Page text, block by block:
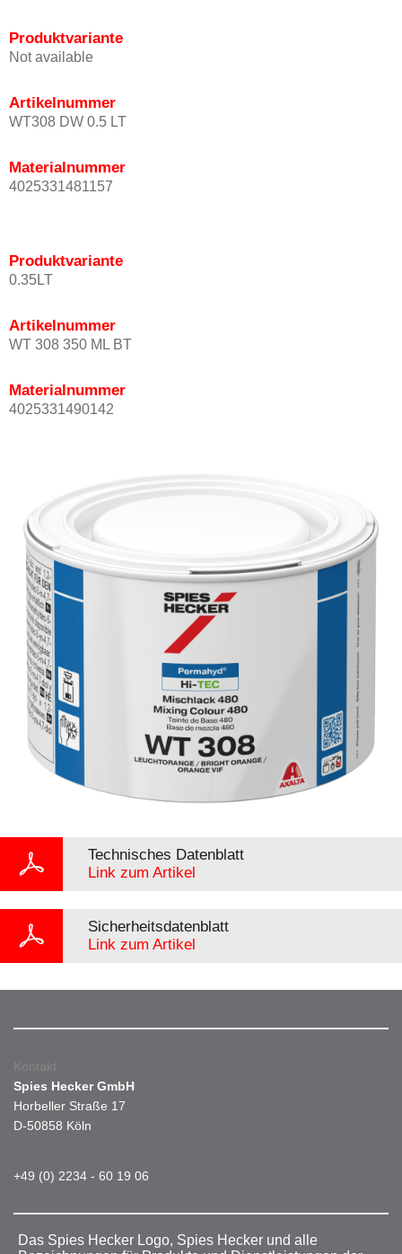
Produktvariante
Not available
Artikelnummer
WT308 DW 0.5 LT
Materialnummer
4025331481157
Produktvariante
0.35LT
Artikelnummer
WT 308 350 ML BT
Materialnummer
4025331490142
Technisches Datenblatt
Link zum Artikel
Sicherheitsdatenblatt
Link zum Artikel
Kontakt
Spies Hecker GmbH
Horbeller Straße 17
D-50858 Köln
+49 (0) 2234 - 60 19 06
Das Spies Hecker Logo, Spies Hecker und alle